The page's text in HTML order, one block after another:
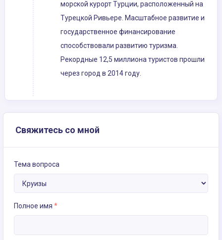
морской курорт Турции, расположенный на
Турецкой Ривьере. Масштабное развитие и
государственное финансирование
способствовали развитию туризма.
Рекордные 12,5 миллиона туристов прошли
через город в 2014 году.
Свяжитесь со мной
Тема вопроса
Полное имя *